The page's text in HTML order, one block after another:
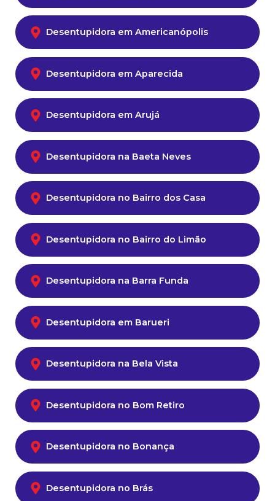
Desentupidora em Americanópolis
Desentupidora em Aparecida
Desentupidora em Arujá
Desentupidora na Baeta Neves
Desentupidora no Bairro dos Casa
Desentupidora no Bairro do Limão
Desentupidora na Barra Funda
Desentupidora em Barueri
Desentupidora na Bela Vista
Desentupidora no Bom Retiro
Desentupidora no Bonança
Desentupidora no Brás